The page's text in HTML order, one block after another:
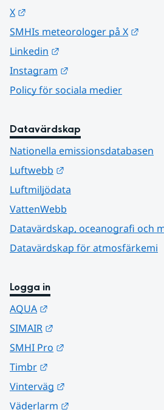
X
SMHIs meteorologer på X
Linkedin
Instagram
Policy för sociala medier
Datavärdskap
Nationella emissionsdatabasen
Luftwebb
Luftmiljödata
VattenWebb
Datavärdskap, oceanografi och
Datavärdskap för atmosfärkemi
Logga in
AQUA
SIMAIR
SMHI Pro
Timbr
Vinterväg
Väderlarm